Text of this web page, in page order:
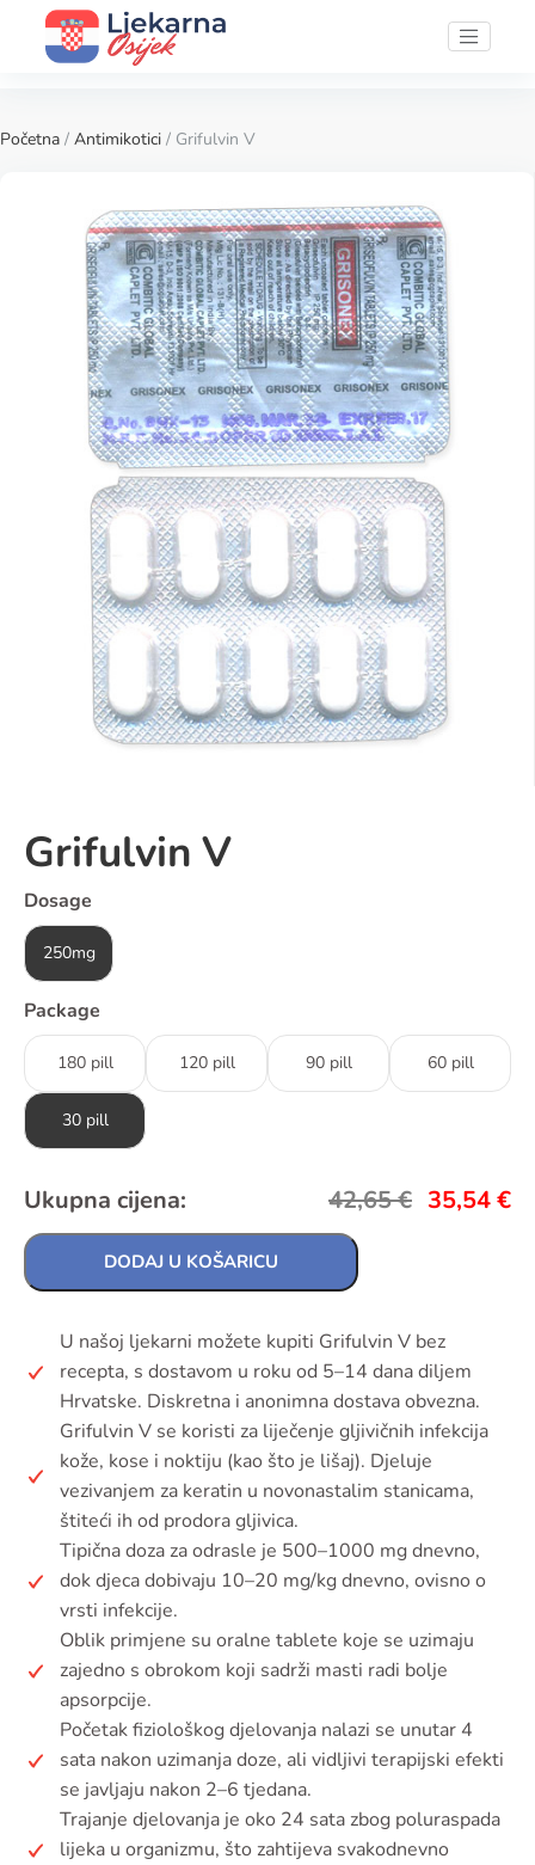
Početna / Antimikotici / Grifulvin V
Grifulvin V
Dosage
250mg
Package
180 pill 120 pill 90 pill 60 pill
30 pill
Ukupna cijena: 42,65€ 35,54€
DODAJ U KOŠARICU
U našoj ljekarni možete kupiti Grifulvin V bez
recepta, s dostavom u roku od 5–14 dana diljem
Hrvatske. Diskretna i anonimna dostava obvezna.
Grifulvin V se koristi za liječenje gljivičnih infekcija
kože, kose i noktiju (kao što je lišaj). Djeluje
vezivanjem za keratin u novonastalim stanicama,
štiteći ih od prodora gljivica.
Tipična doza za odrasle je 500–1000 mg dnevno,
dok djeca dobivaju 10–20 mg/kg dnevno, ovisno o
vrsti infekcije.
Oblik primjene su oralne tablete koje se uzimaju
zajedno s obrokom koji sadrži masti radi bolje
apsorpcije.
Početak fiziološkog djelovanja nalazi se unutar 4
sata nakon uzimanja doze, ali vidljivi terapijski efekti
se javljaju nakon 2–6 tjedana.
Trajanje djelovanja je oko 24 sata zbog poluraspada
lijeka u organizmu, što zahtijeva svakodnevno